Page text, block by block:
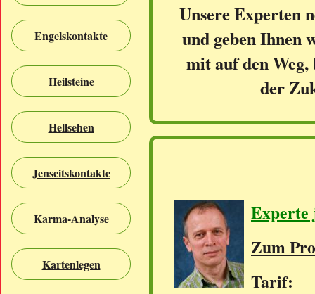
Engelskontakte
Heilsteine
Hellsehen
Jenseitskontakte
Karma-Analyse
Kartenlegen
Unsere Experten
und geben Ihnen
mit auf den
der
Experte
Zum
Tarif: